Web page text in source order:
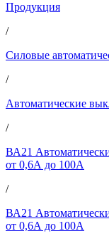
Продукция
/
Силовые
/
Автоматические
/
ВА21
от 0,6А до 100А
/
ВА21
от 0,6А до 100А